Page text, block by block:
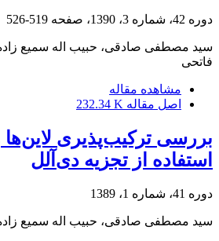
دوره 42، شماره 3، 1390، صفحه 519-526
سید مصطفی صادقی، حبیب اله سمیع
فاتحی
مشاهده مقاله
اصل مقاله 232.34 K
بررسی ترکیب‌پذیری لاین‌ها
استفاده از تجزیه دی‌آلل
دوره 41، شماره 1، 1389
سید مصطفی صادقی، حبیب اله سمیع زاده،